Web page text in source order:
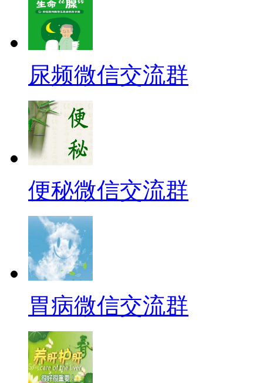
尿频微信交流群
便秘微信交流群
胃病微信交流群